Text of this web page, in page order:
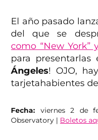
El año pasado
del que se
como “New York”
para
Ángeles! OJO,
tarjetahabientes
Fecha: viernes 2 de
Observatory | Boletos